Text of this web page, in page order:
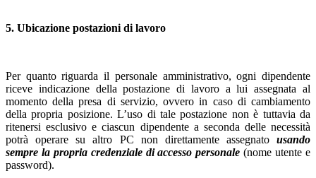
5. Ubicazione postazioni di lavoro
Per quanto riguarda il personale amministrativo, ogni dipendente
riceve indicazione della postazione di lavoro a lui assegnata al
momento della presa di servizio, ovvero in caso di cambiamento
della propria posizione. L’uso di tale postazione non è tuttavia da
ritenersi esclusivo e ciascun dipendente a seconda delle necessità
potrà operare su altro PC non direttamente assegnato usando
sempre la propria credenziale di accesso personale(nome utente e
password).